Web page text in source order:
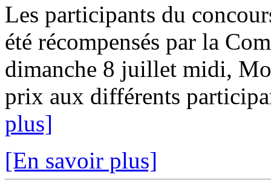
Les participants du
été récompensés par la
dimanche 8 juillet midi,
prix aux différents
plus]
[En savoir plus]